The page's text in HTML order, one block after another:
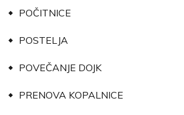
POČITNICE
POSTELJA
POVEČANJE DOJK
PRENOVA KOPALNICE